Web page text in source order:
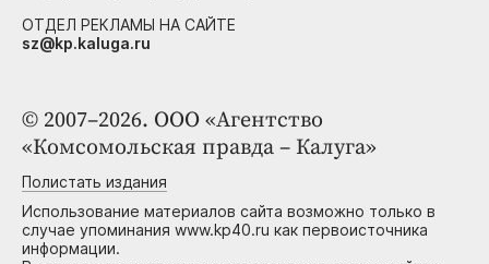
© 2007–2026. ООО «Агентство
«Комсомольская правда – Калуга»
Полистать издания
Использование материалов сайта возможно только в
случае упоминания www.kp40.ru как первоисточника
информации.
ОТДЕЛ РЕКЛАМЫ НА САЙТЕ
sz@kp.kaluga.ru